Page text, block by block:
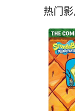
热门